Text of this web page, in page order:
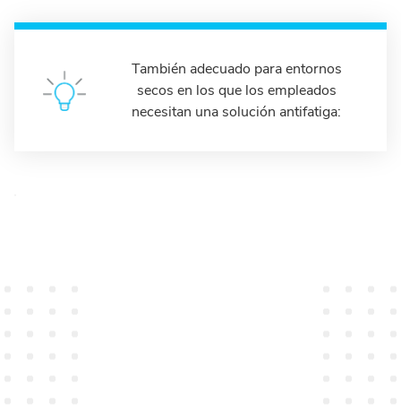
También adecuado para entornos
secos en los que los empleados
necesitan una solución antifatiga: